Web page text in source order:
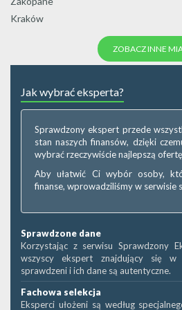
Kraków
ZOBACZ INNE
Jak wybrać eksperta?
Sprawdzony ekspert przede
stan naszych finansów, dzięki
wybrać rzeczywiście najlepszą
Aby ułatwić Ci wybór osoby,
finanse, wprowadziliśmy w serwisie
Sprawdzone dane
Korzystając z serwisu Sprawdzony
wszyscy ekspert znajdujący się w
sprawdzeni i ich dane są autentyczne.
Fachowa selekcja
Eksperci ułożeni są według